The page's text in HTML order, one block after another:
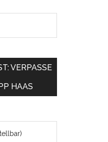
VERPASSE
HAAS